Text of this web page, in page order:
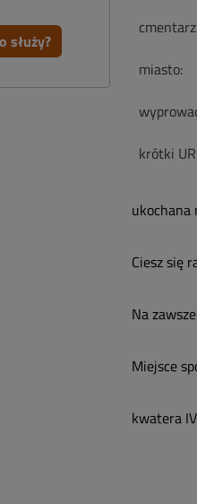
służy?
miasto:
krótki
ukochana
Ciesz się
Na
Miejsce
kwatera